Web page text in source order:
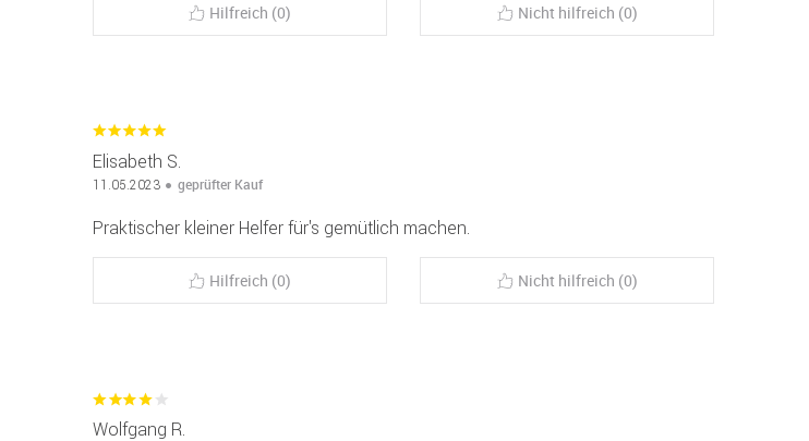
Hilfreich (0) Nicht hilfreich (0)
Elisabeth S.
11.05.2023 geprüfter Kauf
Praktischer kleiner Helfer für's gemütlich machen.
Hilfreich (0) Nicht hilfreich (0)
Wolfgang R.